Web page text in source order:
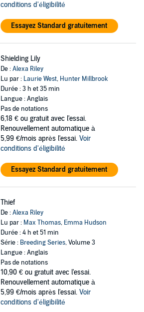
conditions d'éligibilité
Essayez Standard gratuitement
Shielding Lily
De :Alexa Riley
Lu par : Laurie West, Hunter Millbrook
Durée : 3 h et 35 min
Langue : Anglais
Pas de notations
6,18 € ou gratuit avec l'essai.
Renouvellement automatique à
5,99 €/mois après l'essai. Voir
conditions d'éligibilité
Essayez Standard gratuitement
Thief
De :Alexa Riley
Lu par : Max Thomas, Emma Hudson
Durée : 4 h et 51 min
Série : Breeding Series, Volume 3
Langue : Anglais
Pas de notations
10,90 € ou gratuit avec l'essai.
Renouvellement automatique à
5,99 €/mois après l'essai. Voir
conditions d'éligibilité